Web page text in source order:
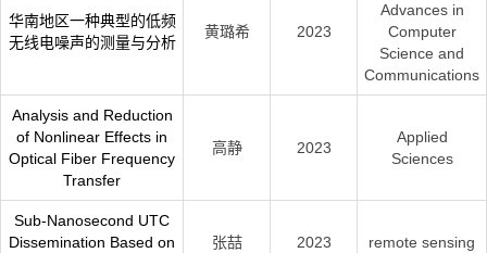
华南地区一种典型的低频
无线电噪声的测量与分析
黄璐希 2023
Advances in
Computer
Science and
Communications
Analysis and Reduction
of Nonlinear Effects in
Optical Fiber Frequency
Transfer
高静 2023
Applied
Sciences
Sub-Nanosecond UTC
Dissemination Based on
张喆 2023 remote sensing